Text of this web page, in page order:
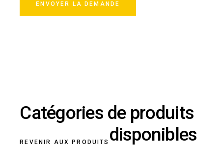
ENVOYER LA DEMANDE
Catégories de produits
disponibles
REVENIR AUX PRODUITS